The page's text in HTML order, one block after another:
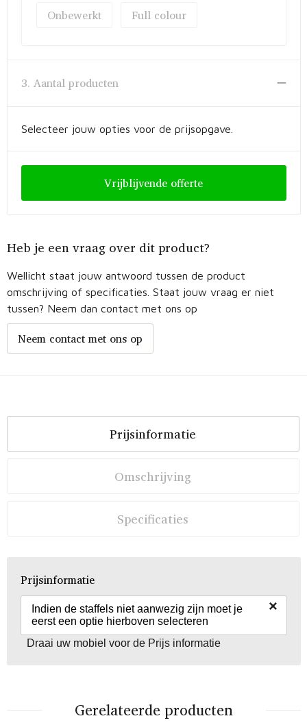
Onbewerkt Full colour
3. Aantal producten
Selecteer jouw opties voor de prijsopgave.
Vrijblijvende offerte
Heb je een vraag over dit product?
Wellicht staat jouw antwoord tussen de product
omschrijving of specificaties. Staat jouw vraag er niet
tussen? Neem dan contact met ons op
Neem contact met ons op
Prijsinformatie
Omschrijving
Specificaties
Prijsinformatie
Indien de staffels niet aanwezig zijn moet je
eerst een optie hierboven selecteren
×
Draai uw mobiel voor de Prijs informatie
Gerelateerde producten